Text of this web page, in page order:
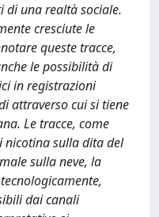
di una realtà sociale.
cresciute le
queste tracce,
le possibilità di
in registrazioni
attraverso cui si tiene
Le tracce, come
nicotina sulla dita del
sulla neve, la
dai canali